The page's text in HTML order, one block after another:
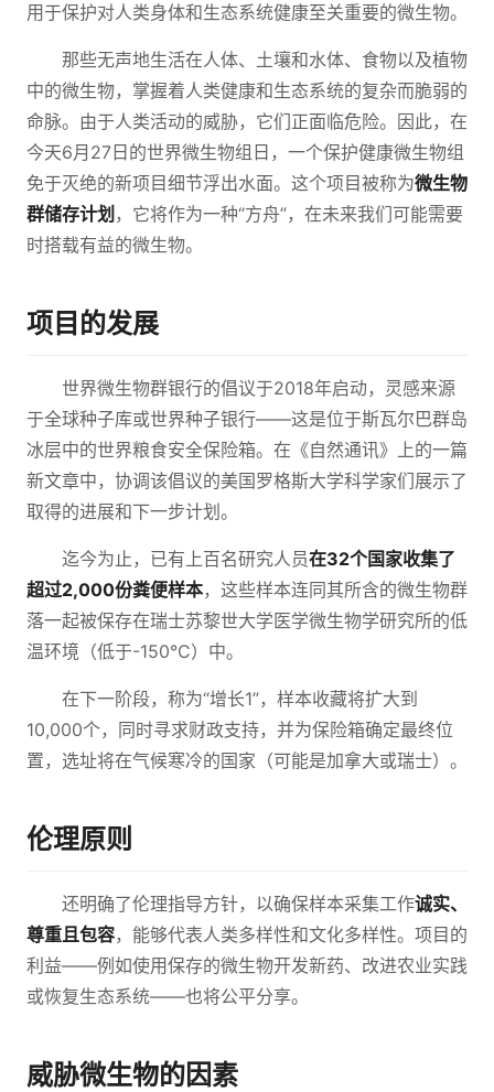
用于保护对人类身体和生态系统健康至关重要的微生物。
那些无声地生活在人体、土壤和水体、食物以及植物
中的微生物，掌握着人类健康和生态系统的复杂而脆弱的
命脉。由于人类活动的威胁，它们正面临危险。因此，在
今天6月27日的世界微生物组日，一个保护健康微生物组
免于灭绝的新项目细节浮出水面。这个项目被称为微生物
群储存计划 ，它将作为一种“方舟”，在未来我们可能需要
时搭载有益的微生物。
项目的发展
世界微生物群银行的倡议于2018年启动，灵感来源
于全球种子库或世界种子银行——这是位于斯瓦尔巴群岛
冰层中的世界粮食安全保险箱。在《自然通讯》上的一篇
新文章中，协调该倡议的美国罗格斯大学科学家们展示了
取得的进展和下一步计划。
迄今为止，已有上百名研究人员在32个国家收集了
超过2,000份粪便样本，这些样本连同其所含的微生物群
落一起被保存在瑞士苏黎世大学医学微生物学研究所的低
温环境（低于-150°C）中。
在下一阶段，称为“增长1”，样本收藏将扩大到
10,000个，同时寻求财政支持，并为保险箱确定最终位
置，选址将在气候寒冷的国家（可能是加拿大或瑞士）。
伦理原则
还明确了伦理指导方针，以确保样本采集工作诚实、
尊重且包容，能够代表人类多样性和文化多样性。项目的
利益——例如使用保存的微生物开发新药、改进农业实践
或恢复生态系统——也将公平分享。
威胁微生物的因素